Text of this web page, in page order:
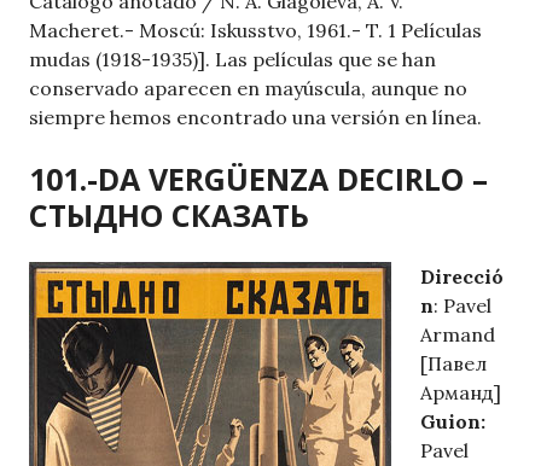
Macheret.- Moscú: Iskusstvo, 1961.- T. 1 Películas
mudas (1918-1935)]. Las películas que se han
conservado aparecen en mayúscula, aunque no
siempre hemos encontrado una versión en línea.
101.-DA VERGÜENZA DECIRLO –
СТЫДНО СКАЗАТЬ
Direcció
n: Pavel
Armand
[Павел
Арманд]
Guion:
Pavel